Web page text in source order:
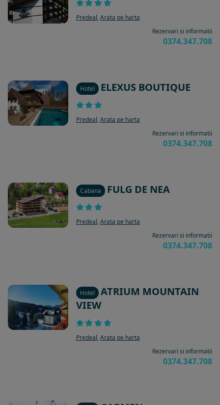
Predeal, Arata pe harta
Rezervari si informatii
0374.347.708
Hotel ELEXUS BOUTIQUE
Predeal, Arata pe harta
Rezervari si informatii
0374.347.708
Cabana FULG DE NEA
Predeal, Arata pe harta
Rezervari si informatii
0374.347.708
Hotel
ATRIUM MOUNTAIN
VIEW
Predeal, Arata pe harta
Rezervari si informatii
0374.347.708